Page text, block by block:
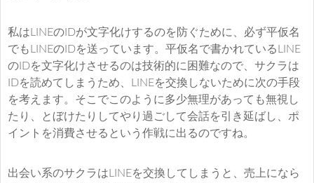
私はLINEのIDが文字化けするのを防ぐために、必ず平仮名
でもLINEのIDを送っています。平仮名で書かれているLINE
のIDを文字化けさせるのは技術的に困難なので、サクラは
IDを読めてしまうため、LINEを交換しないために次の手段
を考えます。そこでこのように多少無理があっても無視し
たり、とぼけたりしてやり過ごして会話を引き延ばし、ポ
イントを消費させるという作戦に出るのですね。
出会い系のサクラはLINEを交換してしまうと、売上になら